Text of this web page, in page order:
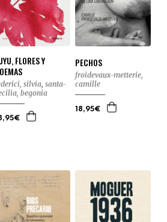
FLORES Y
silvia, santa-
begonia
PECHOS
froidevaux-metterie,
camille
18,95€